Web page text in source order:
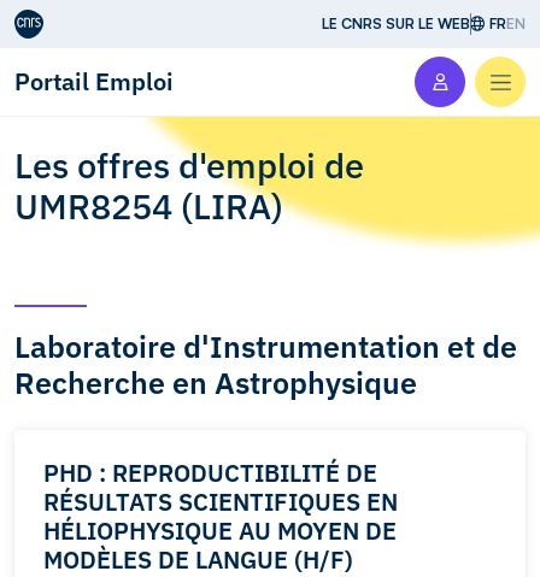
Aller au contenu LE CNRS SUR LE WEB FREN
Portail Emploi
Les offres d'emploi de
UMR8254 (LIRA)
Laboratoire d'Instrumentation et de
Recherche en Astrophysique
PHD : REPRODUCTIBILITÉ DE
RÉSULTATS SCIENTIFIQUES EN
HÉLIOPHYSIQUE AU MOYEN DE
MODÈLES DE LANGUE (H/F)